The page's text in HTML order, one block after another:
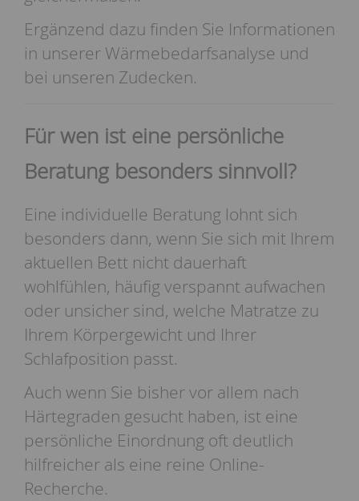
Ergänzend dazu finden Sie Informationen
in unserer Wärmebedarfsanalyse und
bei unseren Zudecken.
Für wen ist eine persönliche
Beratung besonders sinnvoll?
Eine individuelle Beratung lohnt sich
besonders dann, wenn Sie sich mit Ihrem
aktuellen Bett nicht dauerhaft
wohlfühlen, häufig verspannt aufwachen
oder unsicher sind, welche Matratze zu
Ihrem Körpergewicht und Ihrer
Schlafposition passt.
Auch wenn Sie bisher vor allem nach
Härtegraden gesucht haben, ist eine
persönliche Einordnung oft deutlich
hilfreicher als eine reine Online-
Recherche.